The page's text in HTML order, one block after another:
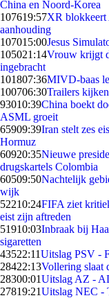
China en Noord-Korea
107619:57XR blokkeert
aanhouding
107015:00Jesus
105021:14Vrouw krijgt
ingebracht
101807:36MIVD-baas
100706:30Trailers
93010:39China boekt
ASML groeit
65909:39Iran stelt zes
Hormuz
60920:35Nieuwe
drugskartels Colombia
60509:50Nachtelijk
wijk
52210:24FIFA ziet
eist zijn aftreden
51910:03Inbraak bij
sigaretten
43522:11Uitslag PSV -
28422:13Vollering slaat
28300:01Uitslag AZ -
27819:21Uitslag NEC -